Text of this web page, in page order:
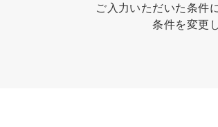
ご入力いただいた条件
条件を変更